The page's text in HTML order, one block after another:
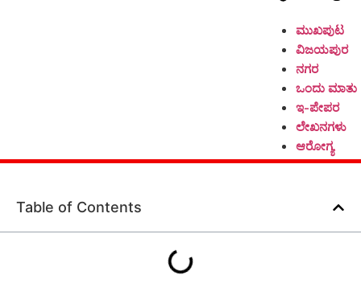
ಮುಖಪುಟ
ವಿಜಯಪುರ
ನಗರ
ಒಂದು ಮಾತು
ಇ-ಪೇಪರ
ಲೇಖನಗಳು
ಆರೋಗ್ಯ
Table of Contents